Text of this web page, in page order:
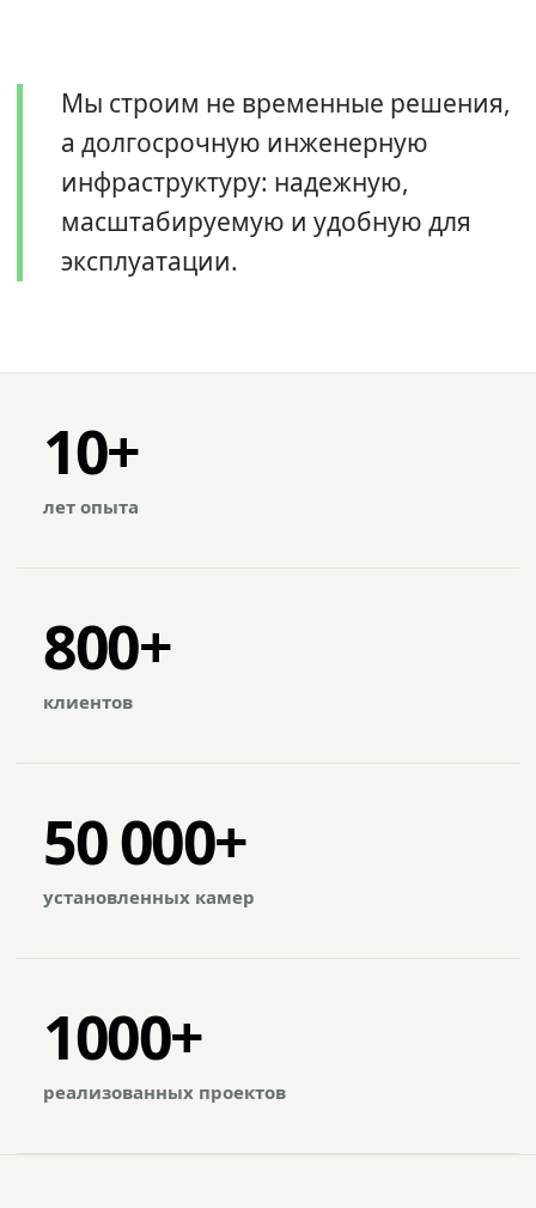
Мы строим не временные решения,
а долгосрочную инженерную
инфраструктуру: надежную,
масштабируемую и удобную для
эксплуатации.
10+
лет опыта
800+
клиентов
50 000+
установленных камер
1000+
реализованных проектов